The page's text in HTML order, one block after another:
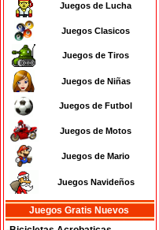
Juegos de Lucha
Juegos Clasicos
Juegos de Tiros
Juegos de Niñas
Juegos de Futbol
Juegos de Motos
Juegos de Mario
Juegos Navideños
Juegos Gratis Nuevos